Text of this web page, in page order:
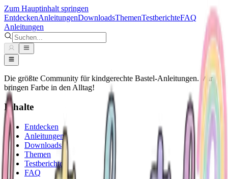
Zum Hauptinhalt springen
EntdeckenAnleitungenDownloadsThemenTestberichteFAQ
Anleitungen
Die größte Community für kindgerechte Bastel-Anleitungen. Wir
bringen Farbe in den Alltag!
Inhalte
Entdecken
Anleitungen
Downloads
Themen
Testberichte
FAQ